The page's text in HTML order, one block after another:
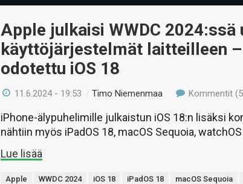
Apple julkaisi WWDC 2024:ssä
käyttöjärjestelmät laitteilleen
odotettu iOS 18
11.6.2024 - 19:53 /Timo Niemenmaa Kommentit
iPhone-älypuhelimille julkaistun iOS 18:n lisäksi
nähtiin myös iPadOS 18, macOS Sequoia,
Lue lisää
Apple WWDC 2024 iOS 18 iPadOS 18 macOS Sequoia